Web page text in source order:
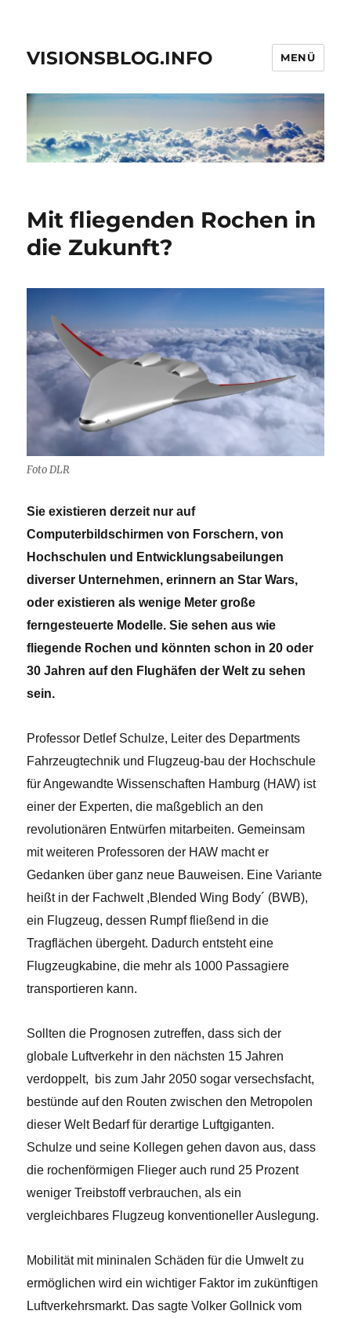
VISIONSBLOG.INFO MENÜ
Mit fliegenden Rochen in
die Zukunft?
Foto DLR
Sie existieren derzeit nur auf
Computerbildschirmen von Forschern, von
Hochschulen und Entwicklungsabeilungen
diverser Unternehmen, erinnern an Star Wars,
oder existieren als wenige Meter große
ferngesteuerte Modelle. Sie sehen aus wie
fliegende Rochen und könnten schon in 20 oder
30 Jahren auf den Flughäfen der Welt zu sehen
sein.
Professor Detlef Schulze, Leiter des Departments
Fahrzeugtechnik und Flugzeug-bau der Hochschule
für Angewandte Wissenschaften Hamburg (HAW) ist
einer der Experten, die maßgeblich an den
revolutionären Entwürfen mitarbeiten. Gemeinsam
mit weiteren Professoren der HAW macht er
Gedanken über ganz neue Bauweisen. Eine Variante
heißt in der Fachwelt ,Blended Wing Body´ (BWB),
ein Flugzeug, dessen Rumpf fließend in die
Tragflächen übergeht. Dadurch entsteht eine
Flugzeugkabine, die mehr als 1000 Passagiere
transportieren kann.
Sollten die Prognosen zutreffen, dass sich der
globale Luftverkehr in den nächsten 15 Jahren
verdoppelt, bis zum Jahr 2050 sogar versechsfacht,
bestünde auf den Routen zwischen den Metropolen
dieser Welt Bedarf für derartige Luftgiganten.
Schulze und seine Kollegen gehen davon aus, dass
die rochenförmigen Flieger auch rund 25 Prozent
weniger Treibstoff verbrauchen, als ein
vergleichbares Flugzeug konventioneller Auslegung.
Mobilität mit mininalen Schäden für die Umwelt zu
ermöglichen wird ein wichtiger Faktor im zukünftigen
Luftverkehrsmarkt. Das sagte Volker Gollnick vom